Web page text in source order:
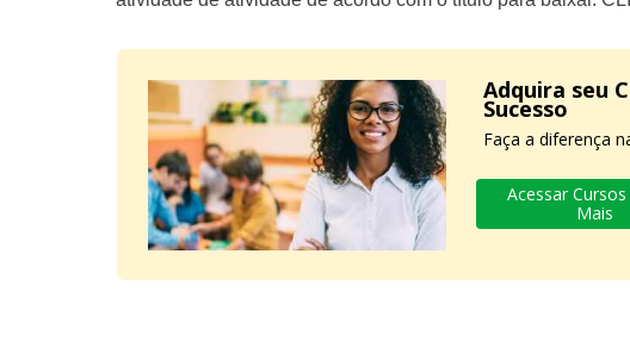
Adquira seu
Sucesso
Faça a diferença
Acessar Cursos
Mais